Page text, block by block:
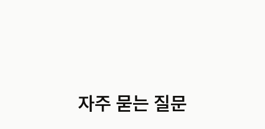
자주 묻는 질문